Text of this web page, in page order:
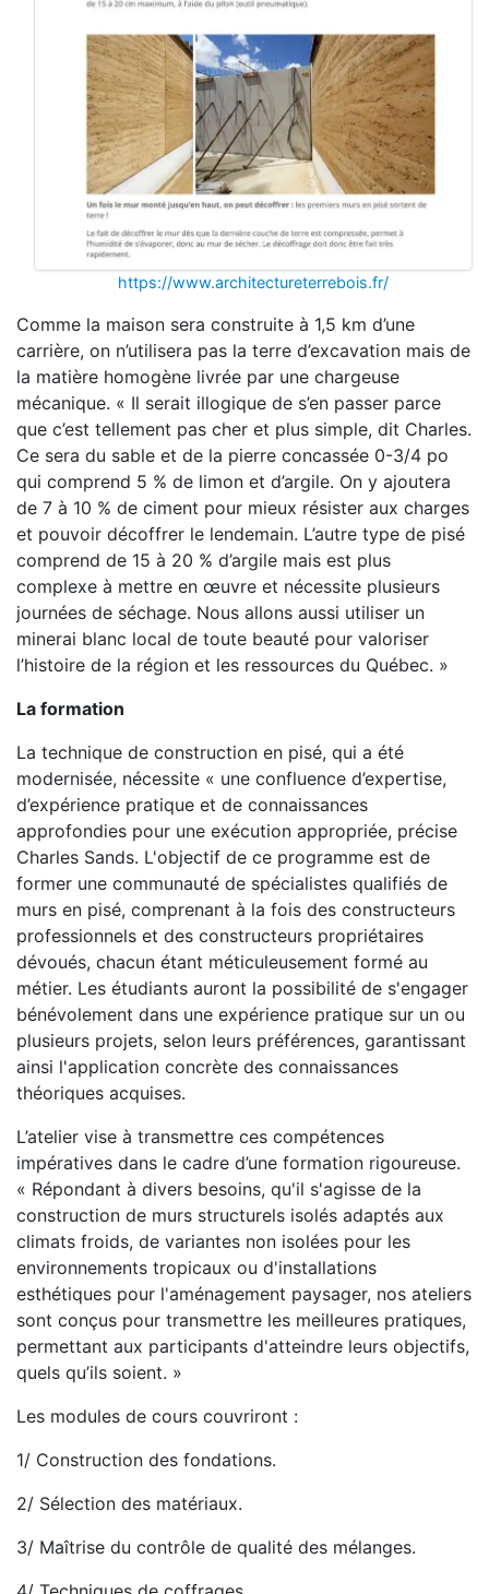
https://www.architectureterrebois.fr/
Comme la maison sera construite à 1,5 km d’une
carrière, on n’utilisera pas la terre d’excavation mais de
la matière homogène livrée par une chargeuse
mécanique. « Il serait illogique de s’en passer parce
que c’est tellement pas cher et plus simple, dit Charles.
Ce sera du sable et de la pierre concassée 0-3/4 po
qui comprend 5 % de limon et d’argile. On y ajoutera
de 7 à 10 % de ciment pour mieux résister aux charges
et pouvoir décoffrer le lendemain. L’autre type de pisé
comprend de 15 à 20 % d’argile mais est plus
complexe à mettre en œuvre et nécessite plusieurs
journées de séchage. Nous allons aussi utiliser un
minerai blanc local de toute beauté pour valoriser
l’histoire de la région et les ressources du Québec. »
La formation
La technique de construction en pisé, qui a été
modernisée, nécessite « une confluence d’expertise,
d’expérience pratique et de connaissances
approfondies pour une exécution appropriée, précise
Charles Sands. L'objectif de ce programme est de
former une communauté de spécialistes qualifiés de
murs en pisé, comprenant à la fois des constructeurs
professionnels et des constructeurs propriétaires
dévoués, chacun étant méticuleusement formé au
métier. Les étudiants auront la possibilité de s'engager
bénévolement dans une expérience pratique sur un ou
plusieurs projets, selon leurs préférences, garantissant
ainsi l'application concrète des connaissances
théoriques acquises.
L’atelier vise à transmettre ces compétences
impératives dans le cadre d’une formation rigoureuse.
« Répondant à divers besoins, qu'il s'agisse de la
construction de murs structurels isolés adaptés aux
climats froids, de variantes non isolées pour les
environnements tropicaux ou d'installations
esthétiques pour l'aménagement paysager, nos ateliers
sont conçus pour transmettre les meilleures pratiques,
permettant aux participants d'atteindre leurs objectifs,
quels qu’ils soient. »
Les modules de cours couvriront :
1/ Construction des fondations.
2/ Sélection des matériaux.
3/ Maîtrise du contrôle de qualité des mélanges.